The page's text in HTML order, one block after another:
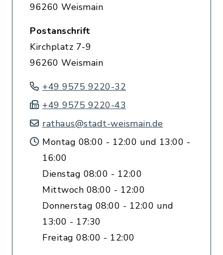
96260 Weismain
Postanschrift
Kirchplatz 7-9
96260 Weismain
+49 9575 9220-32
+49 9575 9220-43
rathaus@stadt-weismain.de
Montag 08:00 - 12:00 und 13:00 -
16:00
Dienstag 08:00 - 12:00
Mittwoch 08:00 - 12:00
Donnerstag 08:00 - 12:00 und
13:00 - 17:30
Freitag 08:00 - 12:00